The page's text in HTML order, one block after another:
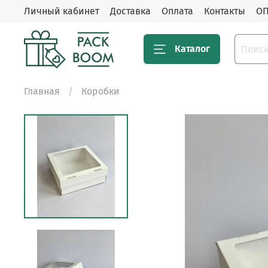
Личный кабинет Доставка Оплата Контакты
Каталог
Главная Коробки